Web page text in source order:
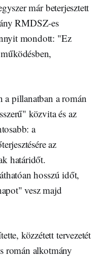
már beterjesztett
RMDSZ-es
mondott: "Ez
a pillanatban a román
közvita és az
a
az
határidőt.
hosszú időt,
vesz majd
közzétett tervezetét
román alkotmány